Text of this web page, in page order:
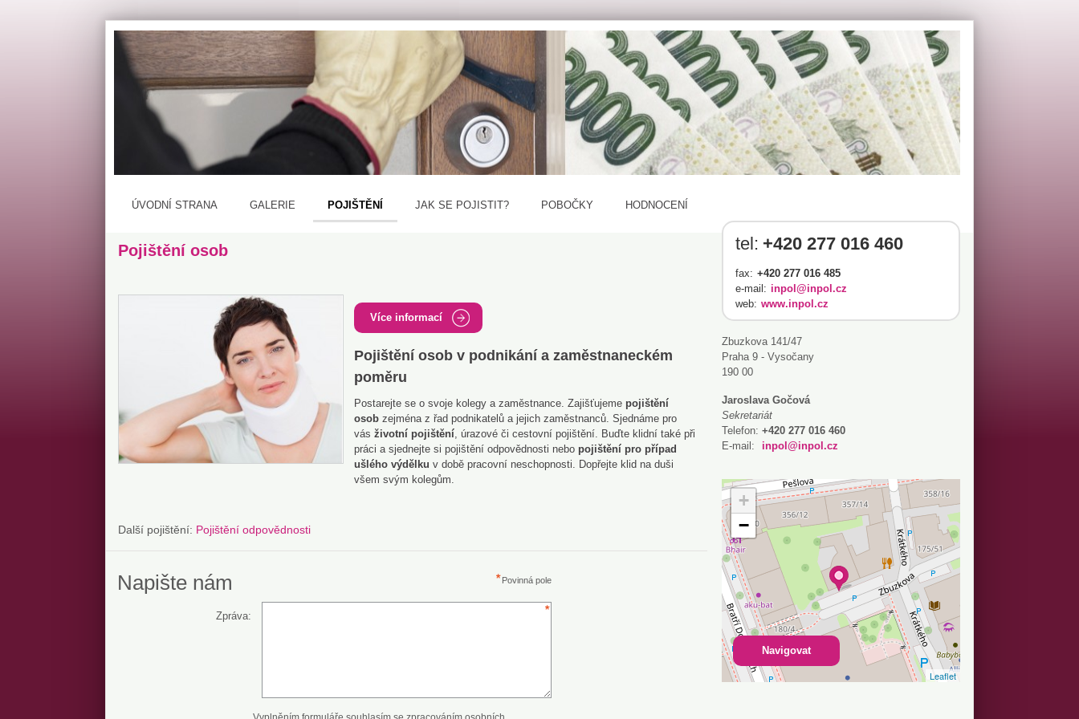
ÚVODNÍ STRANA GALERIE POJIŠTĚNÍ JAK SE POJISTIT? POBOČKY HODNOCENÍ
Pojištění osob
Více informací
Pojištění osob v podnikání a zaměstnaneckém
poměru
Postarejte se o svoje kolegy a zaměstnance. Zajišťujeme pojištění
osob zejména z řad podnikatelů a jejich zaměstnanců. Sjednáme pro
vás životní pojištění , úrazové či cestovní pojištění. Buďte klidní také při
práci a sjednejte si pojištění odpovědnosti nebo pojištění pro případ
ušlého výdělku v době pracovní neschopnosti. Dopřejte klid na duši
všem svým kolegům.
Další pojištění: Pojištění odpovědnosti
Napište nám Povinná pole
Zpráva:
tel: +420 277 016 460
fax: +420 277 016 485
e-mail: inpol@inpol.cz
web: www.inpol.cz
Zbuzkova 141/47
Praha 9 - Vysočany
190 00
Jaroslava Gočová
Sekretariát
Telefon: +420 277 016 460
E-mail:
inpol@inpol.cz
+
−
Leaflet
Navigovat